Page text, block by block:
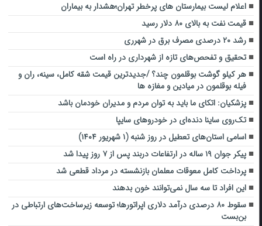
اعلام لیست بیمارستان های پرخطر تهران؛هشدار به بیماران
قیمت نفت به بالای ۸۰ دلار رسید
رشد ۲۰ درصدی مصرف برق در شهرری
تحقیق و تفحص‌های تازه از شهرداری در راه است
هر کیلو گوشت بوقلمون چند؟ /جدیدترین قیمت شقه کامل، سینه، ران و
فیله بوقلمون در میادین و مغازه ها
پزشکیان: اتکای ما باید به توان مردم و مدیران خودمان باشد
تک‌روی ساینا دنده‌ای در خودروهای سایپا
اسامی استان‌های تعطیل در روز شنبه (۱ شهریور ۱۴۰۴)
پیکر جوان ۱۹ ساله در ارتفاعات دربند پس از ۷ روز پیدا شد
پرداخت کامل معوقات معلمان بازنشسته در مرداد قطعی شد
این افراد تا سه سال نمی‌توانند خون بدهند
سقوط ۸۰ درصدی درآمد دلاری اپراتورها؛ توسعه زیرساخت‌های ارتباطی در
بن‌بست